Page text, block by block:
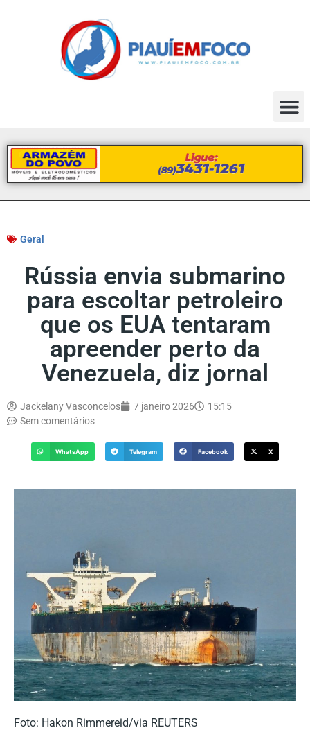
Geral
Rússia envia submarino
para escoltar petroleiro
que os EUA tentaram
apreender perto da
Venezuela, diz jornal
Jackelany Vasconcelos 7 janeiro 2026
15:15
Sem comentários
WhatsApp Telegram Facebook X
Foto: Hakon Rimmereid/via REUTERS